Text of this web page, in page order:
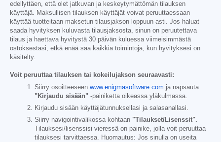
edellyttäen, että olet jatkuvan ja keskeytymättömän tilauksen
käyttäjä. Maksullisen tilauksen käyttäjät voivat peruuttaessaan
käyttää tuotteitaan maksetun tilausjakson loppuun asti. Jos haluat
saada hyvityksen kuluvasta tilausjaksosta, sinun on peruutettava
tilaus ja haettava hyvitystä 30 päivän kuluessa viimeisimmästä
ostoksestasi, etkä enää saa kaikkia toimintoja, kun hyvityksesi on
käsitelty.
Voit peruuttaa tilauksen tai kokeilujakson seuraavasti:
Siirry osoitteeseen www.enigmasoftware.com ja napsauta
"Kirjaudu sisään" -painiketta oikeassa yläkulmassa.
Kirjaudu sisään käyttäjätunnuksellasi ja salasanallasi.
Siirry navigointivalikossa kohtaan "Tilaukset/Lisenssit".
Tilauksesi/lisenssisi vieressä on painike, jolla voit peruuttaa
tilauksesi tarvittaessa. Huomautus: Jos sinulla on useita